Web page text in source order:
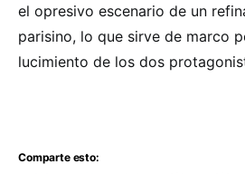
el opresivo escenario de un
parisino, lo que sirve de marco
lucimiento de los dos
Comparte esto: